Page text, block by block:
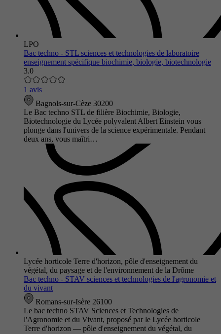
LPO
Bac techno - STL sciences et technologies de laboratoire
enseignement spécifique biochimie, biologie, biotechnologie
3.0
1 avis
Bagnols-sur-Cèze 30200
Le Bac techno STL de filière Biochimie, Biologie,
Biotechnologie du Lycée polyvalent Albert Einstein vous
plonge dans l'univers de la science expérimentale. Pendant
deux ans, vous maîtri…
Lycée horticole Terre d'horizon, pôle d'enseignement du
végétal, du paysage et de l'environnement de la Drôme
Bac techno - STAV sciences et technologies de l'agronomie et
du vivant
Romans-sur-Isère 26100
Le bac techno STAV Sciences et Technologies de
l'Agronomie et du Vivant, proposé par le Lycée horticole
Terre d'horizon — pôle d'enseignement du végétal, du